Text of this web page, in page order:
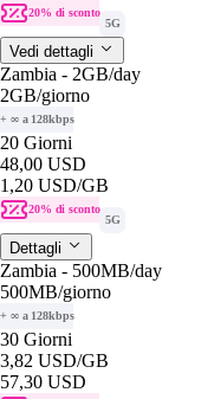
20% di sconto
5G
Vedi dettagli
Zambia - 2GB/day
2GB/giorno
+ ∞ a 128kbps
20 Giorni
48,00 USD
1,20 USD/GB
20% di sconto
5G
Dettagli
Zambia - 500MB/day
500MB/giorno
+ ∞ a 128kbps
30 Giorni
3,82 USD/GB
57,30 USD